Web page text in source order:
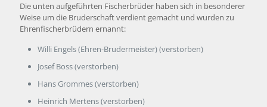
Die unten aufgeführten Fischerbrüder haben sich in besonderer
Weise um die Bruderschaft verdient gemacht und wurden zu
Ehrenfischerbrüdern ernannt:
Willi Engels (Ehren-Brudermeister) (verstorben)
Josef Boss (verstorben)
Hans Grommes (verstorben)
Heinrich Mertens (verstorben)